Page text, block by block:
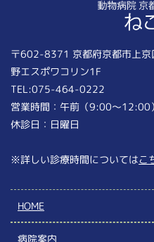
〒602-8371 京都府京都市上
野エスポワコリン1F
TEL:075-464-0222
営業時間：午前（9:00〜
休診日：日曜日
※詳しい診療時間についてはこ
HOME
病院案内